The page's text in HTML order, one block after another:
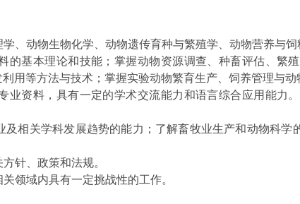
、动物生物化学、动物遗传育种与繁殖学、动物营养与
的基本理论和技能；掌握动物资源调查、种畜评估、繁
用等方法与技术；掌握实验动物繁育生产、饲养管理与动
业资料，具有一定的学术交流能力和语言综合应用能力
相关学科发展趋势的能力；了解畜牧业生产和动物科学
针、政策和法规。
领域内具有一定挑战性的工作。